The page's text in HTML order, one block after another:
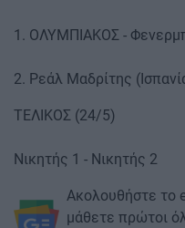
1. ΟΛΥΜΠΙΑΚΟΣ -
2. Ρεάλ Μαδρίτης
ΤΕΛΙΚΟΣ (24/5)
Νικητής 1 - Νικητής 2
Ακολουθήστε το
μάθετε πρώτοι